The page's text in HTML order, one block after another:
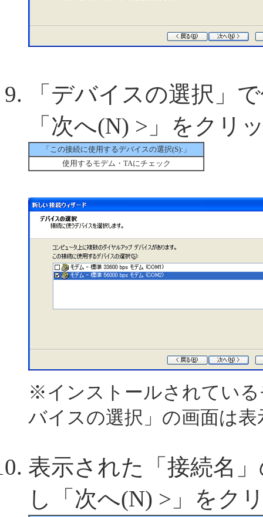
「デバイスの選択」
「次へ(N) >」をクリ
「この接続に使用するデバイスの選択(S):」
使用するモデム・TAにチェック
※インストールされてい
バイスの選択」の画面は
表示された「接続名
し「次へ(N) >」をク